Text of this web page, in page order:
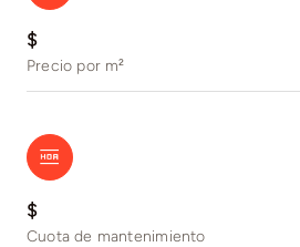
$
Precio por m²
$
Cuota de mantenimiento